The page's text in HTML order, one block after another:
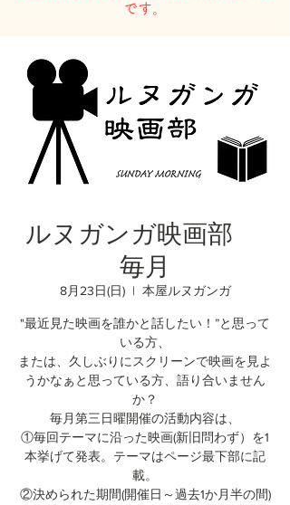
です。
ルヌガンガ映画部
毎月
8月23日(日)
  |
本屋ルヌガンガ
"最近見た映画を誰かと話したい！”と思って
いる方、
または、久しぶりにスクリーンで映画を見よ
うかなぁと思っている方、語り合いません
か？
毎月第三日曜開催の活動内容は、
①毎回テーマに沿った映画(新旧問わず）を1
本挙げて発表。テーマはページ最下部に記
載。
②決められた期間(開催日～過去1か月半の間)